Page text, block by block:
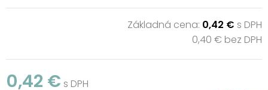
Základná cena: 0,42 € s DPH
0,40 € bez DPH
0,42 € s DPH